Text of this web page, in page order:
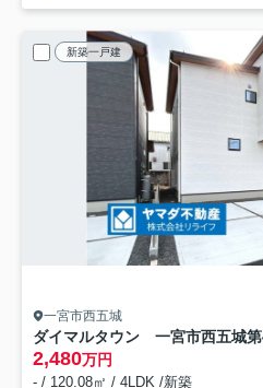
新築一戸建
一宮市西五城
ダイマルタウン 一宮市西五城
2,480万円
- / 120.08㎡ / 4LDK /新築